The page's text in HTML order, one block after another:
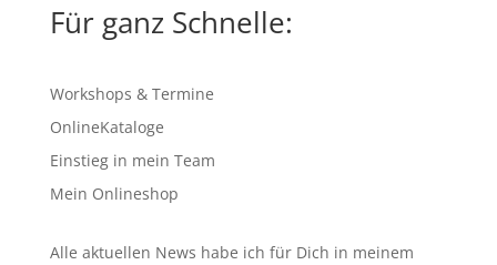
Für ganz Schnelle:
Workshops & Termine
OnlineKataloge
Einstieg in mein Team
Mein Onlineshop
Alle aktuellen News habe ich für Dich in meinem